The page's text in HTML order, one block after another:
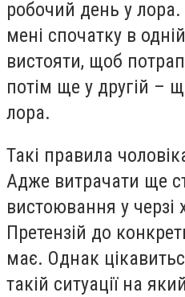
робочий день у
мені спочатку в
вистояти, щоб
потім ще у другій –
лора.
Такі правила
Адже витрачати ще
вистоювання у
Претензій до
має. Однак
такій ситуації на